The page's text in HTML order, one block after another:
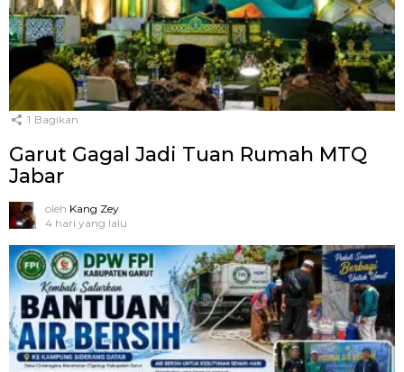
1 Bagikan
Garut Gagal Jadi Tuan Rumah MTQ
Jabar
oleh Kang Zey
4 hari yang lalu